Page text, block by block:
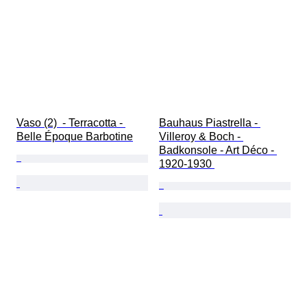
Vaso (2)  - Terracotta -
Belle Époque Barbotine
Bauhaus Piastrella -
Villeroy & Boch -
Badkonsole - Art Déco -
1920-1930